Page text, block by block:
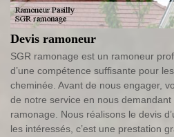
Devis ramoneur
SGR ramonage est un ramoneur
d’une compétence suffisante pour
cheminée. Avant de nous engager,
de notre service en nous
ramonage. Nous réalisons le devis
les intéressés, c’est une prestation